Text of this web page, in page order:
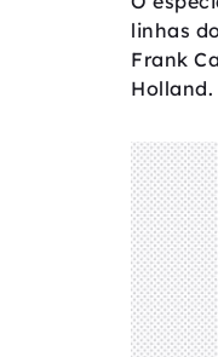
linhas
Frank
Holland.